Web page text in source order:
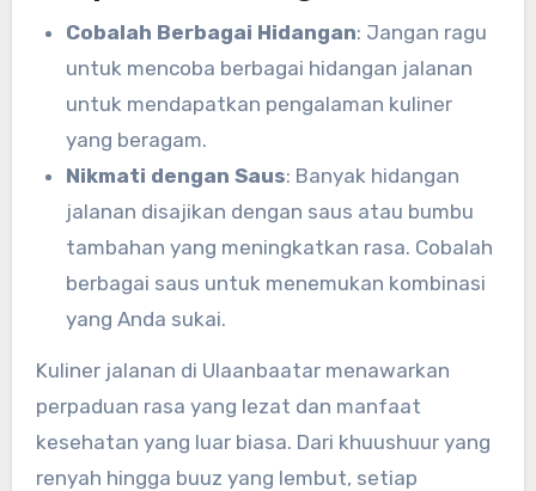
Cobalah Berbagai Hidangan: Jangan ragu
untuk mencoba berbagai hidangan jalanan
untuk mendapatkan pengalaman kuliner
yang beragam.
Nikmati dengan Saus: Banyak hidangan
jalanan disajikan dengan saus atau bumbu
tambahan yang meningkatkan rasa. Cobalah
berbagai saus untuk menemukan kombinasi
yang Anda sukai.
Kuliner jalanan di Ulaanbaatar menawarkan
perpaduan rasa yang lezat dan manfaat
kesehatan yang luar biasa. Dari khuushuur yang
renyah hingga buuz yang lembut, setiap